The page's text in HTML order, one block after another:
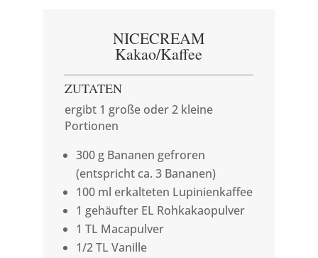
NICECREAM
Kakao/Kaffee
ZUTATEN
ergibt 1 große oder 2 kleine
Portionen
300 g Bananen gefroren
(entspricht ca. 3 Bananen)
100 ml erkalteten Lupinienkaffee
1 gehäufter EL Rohkakaopulver
1 TL Macapulver
1/2 TL Vanille